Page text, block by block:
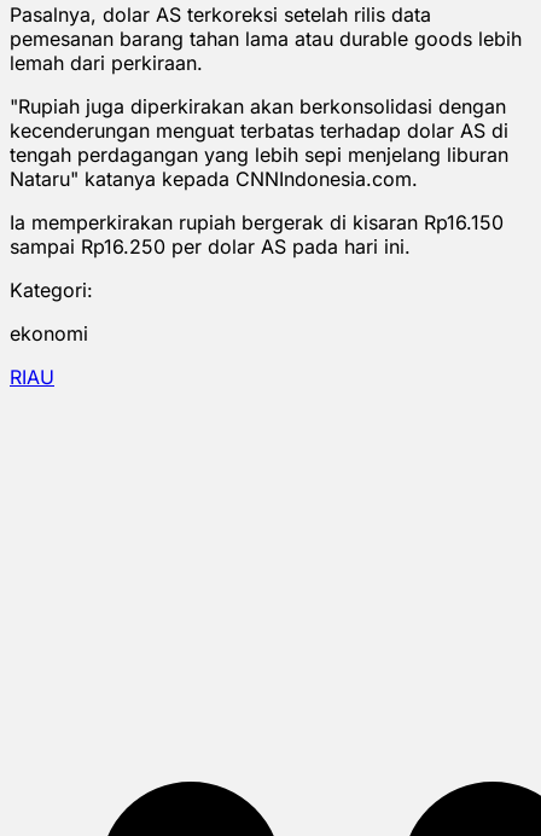
Pasalnya, dolar AS terkoreksi setelah rilis data
pemesanan barang tahan lama atau durable goods lebih
lemah dari perkiraan.
"Rupiah juga diperkirakan akan berkonsolidasi dengan
kecenderungan menguat terbatas terhadap dolar AS di
tengah perdagangan yang lebih sepi menjelang liburan
Nataru" katanya kepada CNNIndonesia.com.
Ia memperkirakan rupiah bergerak di kisaran Rp16.150
sampai Rp16.250 per dolar AS pada hari ini.
Kategori:
ekonomi
RIAU